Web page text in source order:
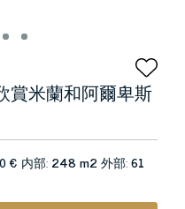
賞米蘭和阿爾卑斯
€ 内部: 248 m2外部:61